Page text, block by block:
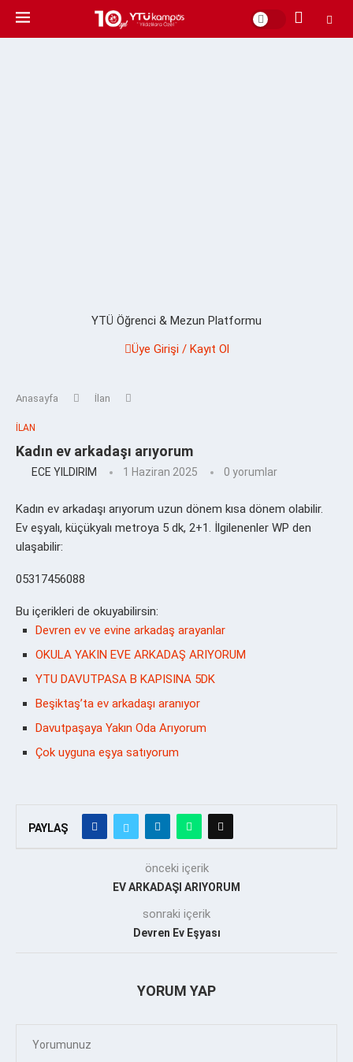
YTÜ Öğrenci & Mezun Platformu
Üye Girişi / Kayıt Ol
Anasayfa İlan
İLAN
Kadın ev arkadaşı arıyorum
ECE YILDIRIM 1 Haziran 2025 0 yorumlar
Kadın ev arkadaşı arıyorum uzun dönem kısa dönem olabilir.
Ev eşyalı, küçükyalı metroya 5 dk, 2+1. İlgilenenler WP den
ulaşabilir:
05317456088
Bu içerikleri de okuyabilirsin:
Devren ev ve evine arkadaş arayanlar
OKULA YAKIN EVE ARKADAŞ ARIYORUM
YTU DAVUTPASA B KAPISINA 5DK
Beşiktaş’ta ev arkadaşı aranıyor
Davutpaşaya Yakın Oda Arıyorum
Çok uyguna eşya satıyorum
PAYLAŞ
önceki içerik
EV ARKADAŞI ARIYORUM
sonraki içerik
Devren Ev Eşyası
YORUM YAP